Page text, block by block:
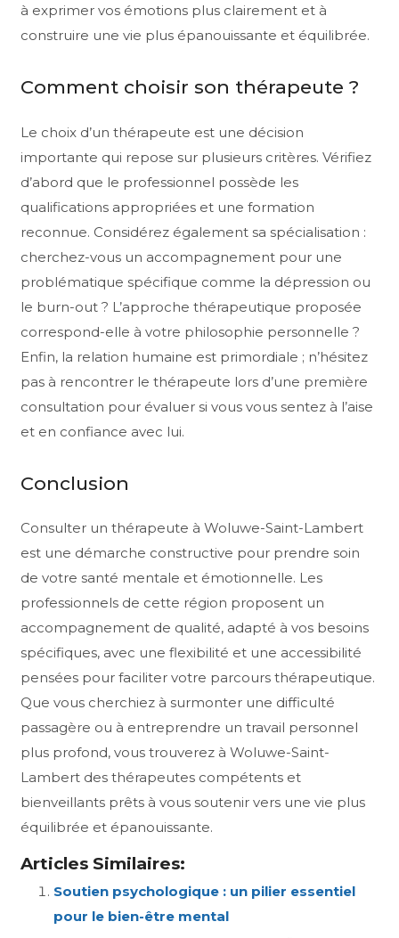
à exprimer vos émotions plus clairement et à
construire une vie plus épanouissante et équilibrée.
Comment choisir son thérapeute ?
Le choix d’un thérapeute est une décision
importante qui repose sur plusieurs critères. Vérifiez
d’abord que le professionnel possède les
qualifications appropriées et une formation
reconnue. Considérez également sa spécialisation :
cherchez-vous un accompagnement pour une
problématique spécifique comme la dépression ou
le burn-out ? L’approche thérapeutique proposée
correspond-elle à votre philosophie personnelle ?
Enfin, la relation humaine est primordiale ; n’hésitez
pas à rencontrer le thérapeute lors d’une première
consultation pour évaluer si vous vous sentez à l’aise
et en confiance avec lui.
Conclusion
Consulter un thérapeute à Woluwe-Saint-Lambert
est une démarche constructive pour prendre soin
de votre santé mentale et émotionnelle. Les
professionnels de cette région proposent un
accompagnement de qualité, adapté à vos besoins
spécifiques, avec une flexibilité et une accessibilité
pensées pour faciliter votre parcours thérapeutique.
Que vous cherchiez à surmonter une difficulté
passagère ou à entreprendre un travail personnel
plus profond, vous trouverez à Woluwe-Saint-
Lambert des thérapeutes compétents et
bienveillants prêts à vous soutenir vers une vie plus
équilibrée et épanouissante.
Articles Similaires:
Soutien psychologique : un pilier essentiel
pour le bien-être mental